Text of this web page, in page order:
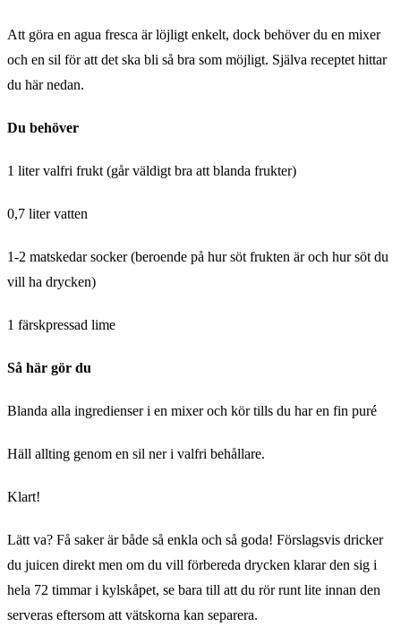
Att göra en agua fresca är löjligt enkelt, dock behöver du en mixer
och en sil för att det ska bli så bra som möjligt. Själva receptet hittar
du här nedan.
Du behöver
1 liter valfri frukt (går väldigt bra att blanda frukter)
0,7 liter vatten
1-2 matskedar socker (beroende på hur söt frukten är och hur söt du
vill ha drycken)
1 färskpressad lime
Så här gör du
Blanda alla ingredienser i en mixer och kör tills du har en fin puré
Häll allting genom en sil ner i valfri behållare.
Klart!
Lätt va? Få saker är både så enkla och så goda! Förslagsvis dricker
du juicen direkt men om du vill förbereda drycken klarar den sig i
hela 72 timmar i kylskåpet, se bara till att du rör runt lite innan den
serveras eftersom att vätskorna kan separera.